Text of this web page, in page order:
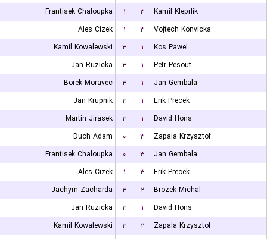
Frantisek Chaloupka
۱ ۳
Kamil Kleprlik
Ales Cizek
۱ ۳
Vojtech Konvicka
Kamil Kowalewski
۳ ۱
Kos Pawel
Jan Ruzicka
۳ ۱
Petr Pesout
Borek Moravec
۳ ۱
Jan Gembala
Jan Krupnik
۳ ۱
Erik Precek
Martin Jirasek
۳ ۱
David Hons
Duch Adam
۰ ۳
Zapala Krzysztof
Frantisek Chaloupka
۰ ۳
Jan Gembala
Ales Cizek
۱ ۳
Erik Precek
Jachym Zacharda
۳ ۲
Brozek Michal
Jan Ruzicka
۳ ۱
David Hons
Kamil Kowalewski
۳ ۲
Zapala Krzysztof